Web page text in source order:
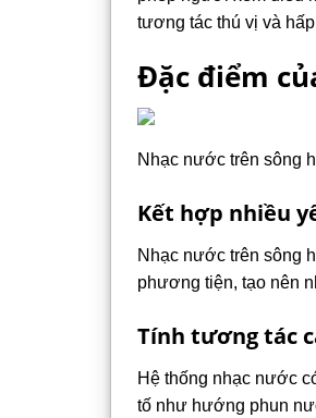
tương tác thú vị và
Đặc điểm
Nhạc nước trên sông
Kết hợp nhiều
Nhạc nước trên sông
phương tiện, tạo nên
Tính tương tác
Hệ thống nhạc nước
tố như hướng phun